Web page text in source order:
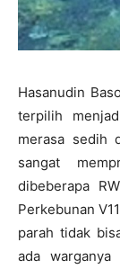
Hasanudin
terpilih
merasa sedih
sangat
dibeberapa
Perkebunan
parah tidak
ada